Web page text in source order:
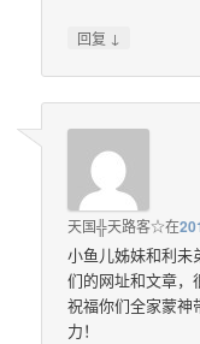
回复 ↓
天国╬天路客☆在
小鱼儿姊妹和利未
们的网址和文章，
祝福你们全家蒙神
力！